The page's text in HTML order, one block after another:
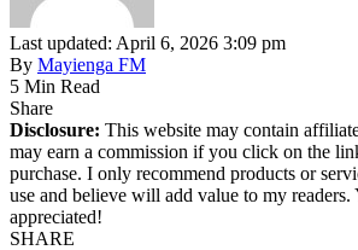
Last updated: April 6, 2026 3:09 pm
By Mayienga FM
5 Min Read
Share
Disclosure: This website may contain
may earn a commission if you click on the
purchase. I only recommend products or
use and believe will add value to my readers.
appreciated!
SHARE